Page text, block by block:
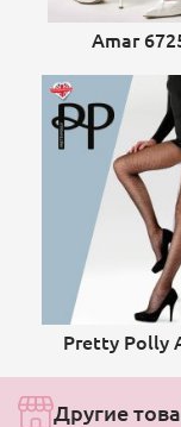
Amar
Pretty Polly
Другие